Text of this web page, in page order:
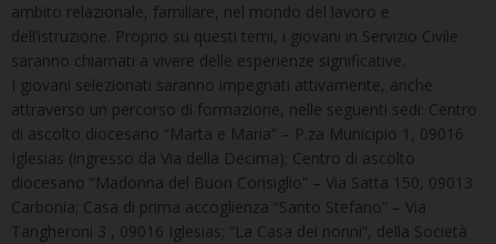
ambito relazionale, familiare, nel mondo del lavoro e
dell’istruzione. Proprio su questi temi, i giovani in Servizio Civile
saranno chiamati a vivere delle esperienze significative.
I giovani selezionati saranno impegnati attivamente, anche
attraverso un percorso di formazione, nelle seguenti sedi: Centro
di ascolto diocesano “Marta e Maria” – P.za Municipio 1, 09016
Iglesias (ingresso da Via della Decima); Centro di ascolto
diocesano “Madonna del Buon Consiglio” – Via Satta 150, 09013
Carbonia; Casa di prima accoglienza “Santo Stefano” – Via
Tangheroni 3 , 09016 Iglesias; “La Casa dei nonni”, della Società